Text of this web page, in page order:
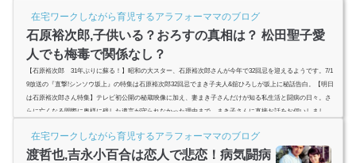
女?芸能界引退...
在宅ワークしながら育児するアラフォーママのブログ
石原裕次郎,子供いる？おろすの真相は？ 松田聖子愛
人でも梅毒で関係なし？
【石原裕次郎 31年ぶりに蘇る！】昭和の大スター、石原裕次郎さんが今年で32回忌を迎えるようです。7/1
9放送の『直撃!シンソウ坂上』の特集は石原裕次郎32回忌でまき子夫人&舘ひろしが坂上に秘話告白。【明日
は石原裕次郎さん特集】テレビ初公開の秘蔵映像に加え、妻まき子さんだけが知る私生活と闘病の日々。さ
らに亡くなる間際に奥様に残した遺言が守られなかった理由まで、まき子さんに直接お話をお伺いしまし
N3Pz0H&am...
在宅ワークしながら育児するアラフォーママのブログ
渡哲也,吉永小百合は恋人で悲恋！病気闘病